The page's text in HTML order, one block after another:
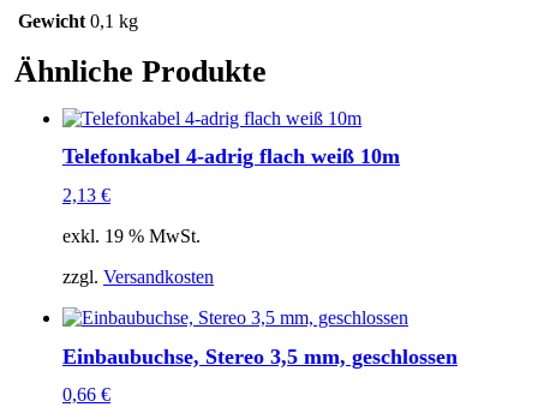
Gewicht 0,1 kg
Ähnliche Produkte
Telefonkabel 4-adrig flach weiß 10m
2,13 €
exkl. 19 % MwSt.
zzgl. Versandkosten
Einbaubuchse, Stereo 3,5 mm, geschlossen
0,66 €